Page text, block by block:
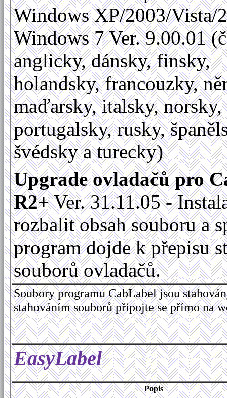
Windows XP/2003/Vista/
Windows 7 Ver. 9.00.01
anglicky, dánsky, finsky,
holandsky, francouzky,
maďarsky, italsky,
portugalsky, rusky,
švédsky a turecky)
Upgrade ovladačů pro
R2+Ver. 31.11.05 -
rozbalit obsah souboru a
program dojde k přepisu
souborů ovladačů.
Soubory programu CabLabel jsou
stahováním souborů připojte se přímo na
EasyLabel
Popis